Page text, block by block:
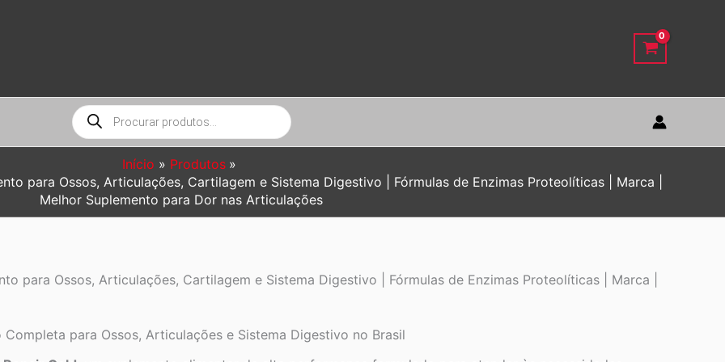
Pesquisar
produtos
Início
Produtos
para Ossos, Articulações, Cartilagem e Sistema Digestivo | Fórmulas de Enzimas Proteolíticas | Marca |
Melhor Suplemento para Dor nas Articulações
para Ossos, Articulações, Cartilagem e Sistema Digestivo | Fórmulas de Enzimas Proteolíticas | Marca |
para Ossos, Articulações e Sistema Digestivo no Brasil